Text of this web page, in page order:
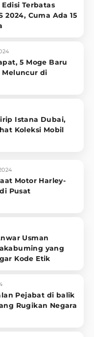
Terbatas
2024, Cuma Ada 15
5 Moge Baru
Meluncur di
Istana Dubai,
Koleksi Mobil
Motor Harley-
Pusat
Usman
yang
Kode Etik
Pejabat di balik
Rugikan Negara